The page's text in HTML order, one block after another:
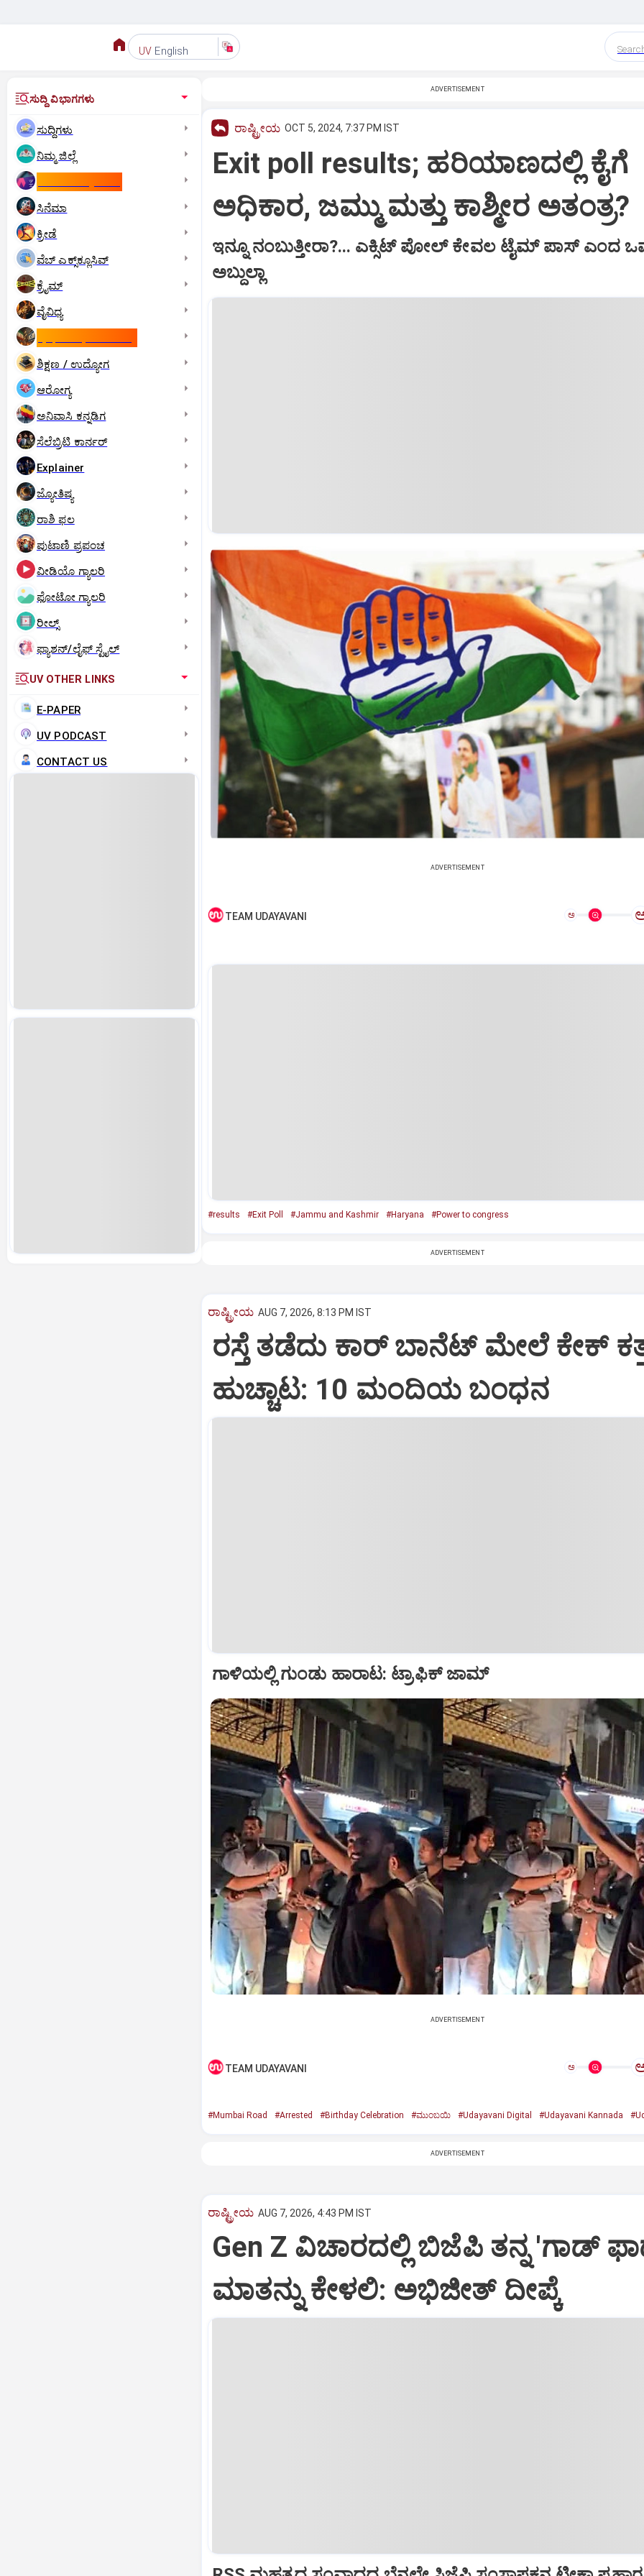
UV English
ಸುದ್ದಿ ವಿಭಾಗಗಳು
ಸುದ್ದಿಗಳು
ನಿಮ್ಮ ಜಿಲ್ಲೆ
ಸಿನೆಮಾ
ಕ್ರೀಡೆ
ವೆಬ್ ಎಕ್ಸ್‌ಕ್ಲೂಸಿವ್
ಕ್ರೈಮ್
ವೈವಿಧ್ಯ
ಶಿಕ್ಷಣ / ಉದ್ಯೋಗ
ಆರೋಗ್ಯ
ಅನಿವಾಸಿ ಕನ್ನಡಿಗ
ಸೆಲೆಬ್ರಿಟಿ ಕಾರ್ನರ್‌
Explainer
ಜ್ಯೋತಿಷ್ಯ
ರಾಶಿ ಫಲ
ಪುಟಾಣಿ ಪ್ರಪಂಚ
ವೀಡಿಯೊ ಗ್ಯಾಲರಿ
ಫೋಟೋ ಗ್ಯಾಲರಿ
ರೀಲ್ಸ್
ಫ್ಯಾಶನ್/ಲೈಫ್‌ ಸ್ಟೈಲ್
UV OTHER LINKS
E-PAPER
UV PODCAST
CONTACT US
ADVERTISEMENT
ರಾಷ್ಟ್ರೀಯ OCT 5, 2024, 7:37 PM IST
Exit poll results; ಹರಿಯಾಣದಲ್ಲಿ ಕೈಗೆ
ಅಧಿಕಾರ, ಜಮ್ಮು ಮತ್ತು ಕಾಶ್ಮೀರ ಅತಂತ್ರ?
ಇನ್ನೂ ನಂಬುತ್ತೀರಾ?... ಎಕ್ಸಿಟ್ ಪೋಲ್‌ ಕೇವಲ ಟೈಮ್ ಪಾಸ್ ಎಂದ
ಅಬ್ದುಲ್ಲಾ
ADVERTISEMENT
TEAM UDAYAVANI ಅ
#results #Exit Poll #Jammu and Kashmir #Haryana #Power to congress
ADVERTISEMENT
ರಾಷ್ಟ್ರೀಯ AUG 7, 2026, 8:13 PM IST
ರಸ್ತೆ ತಡೆದು ಕಾರ್ ಬಾನೆಟ್ ಮೇಲೆ ಕೇಕ್
ಹುಚ್ಚಾಟ: 10 ಮಂದಿಯ ಬಂಧನ
ಗಾಳಿಯಲ್ಲಿ ಗುಂಡು ಹಾರಾಟ: ಟ್ರಾಫಿಕ್‌ ಜಾಮ್
ADVERTISEMENT
TEAM UDAYAVANI ಅ
#Mumbai Road #Arrested #Birthday Celebration #ಮುಂಬಯಿ #Udayavani Digital #Udayavani Kannada
ADVERTISEMENT
ರಾಷ್ಟ್ರೀಯ AUG 7, 2026, 4:43 PM IST
Gen Z ವಿಚಾರದಲ್ಲಿ ಬಿಜೆಪಿ ತನ್ನ 'ಗಾಡ್
ಮಾತನ್ನು ಕೇಳಲಿ: ಅಭಿಜೀತ್ ದೀಪ್ಕೆ